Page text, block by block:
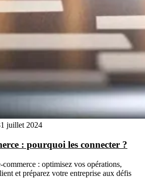
juillet 2024
: pourquoi les connecter ?
: optimisez vos opérations,
et préparez votre entreprise aux défis